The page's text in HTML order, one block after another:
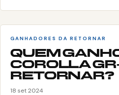
GANHADORES DA RETORNAR
QUEM
COROLLA
RETORNAR?
18 set 2024